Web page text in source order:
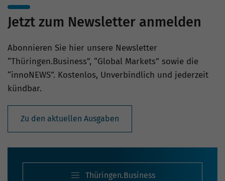
Jetzt zum Newsletter anmelden
Abonnieren Sie hier unsere Newsletter
“Thüringen.Business”, “Global Markets” sowie die
“innoNEWS”. Kostenlos, Unverbindlich und jederzeit
kündbar.
Zu den aktuellen Ausgaben
Thüringen.Business